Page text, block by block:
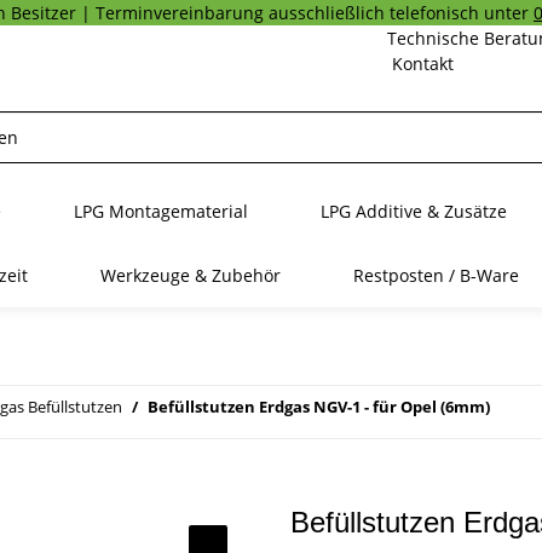
Besitzer | Terminvereinbarung ausschließlich telefonisch unter
Technische
Kontakt
LPG Montagematerial LPG Additive & Zusätze
Werkzeuge & Zubehör Restposten / B-Ware
Befüllstutzen Befüllstutzen Erdgas NGV-1 - für Opel (6mm)
Befüllstutzen